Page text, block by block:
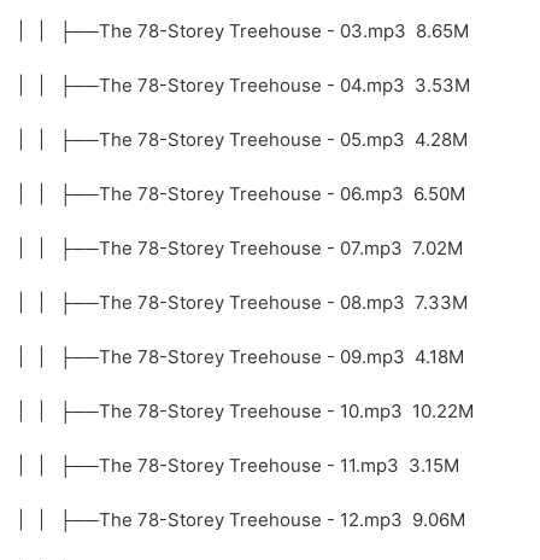
| | ├──The 78-Storey Treehouse - 03.mp3 8.65M
| | ├──The 78-Storey Treehouse - 04.mp3 3.53M
| | ├──The 78-Storey Treehouse - 05.mp3 4.28M
| | ├──The 78-Storey Treehouse - 06.mp3 6.50M
| | ├──The 78-Storey Treehouse - 07.mp3 7.02M
| | ├──The 78-Storey Treehouse - 08.mp3 7.33M
| | ├──The 78-Storey Treehouse - 09.mp3 4.18M
| | ├──The 78-Storey Treehouse - 10.mp3 10.22M
| | ├──The 78-Storey Treehouse - 11.mp3 3.15M
| | ├──The 78-Storey Treehouse - 12.mp3 9.06M